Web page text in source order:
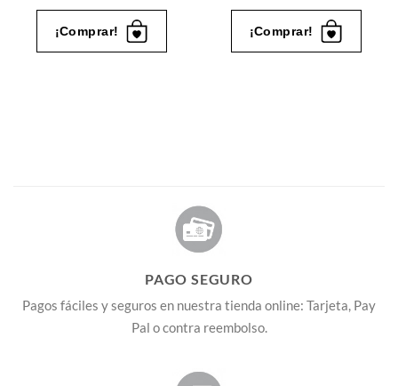
original
era:
44.50 €.0.00 €.
¡Comprar!
original
era:
39.90 €.0.00 €.
¡Comprar!
PAGO SEGURO
Pagos fáciles y seguros en nuestra tienda online: Tarjeta, Pay
Pal o contra reembolso.